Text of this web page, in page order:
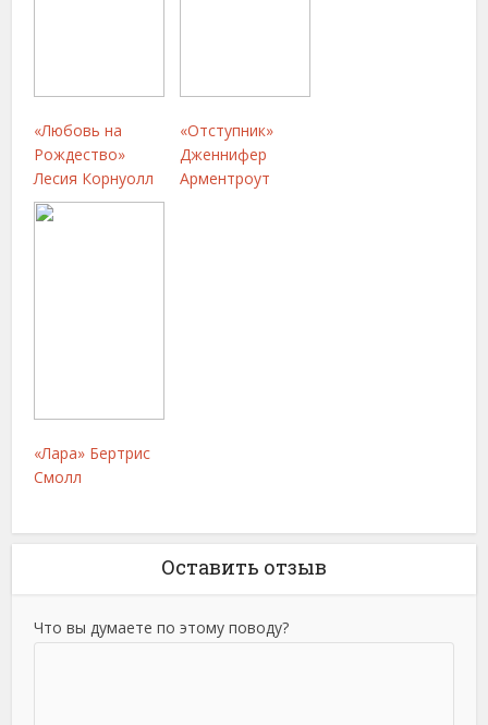
«Любовь на
Рождество»
Лесия Корнуолл
«Отступник»
Дженнифер
Арментроут
«Лара» Бертрис
Смолл
Оставить отзыв
Что вы думаете по этому поводу?